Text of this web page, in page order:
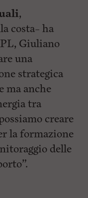
,
costa– ha
Giuliano
una
strategica
ma anche
tra
creare
la formazione
delle